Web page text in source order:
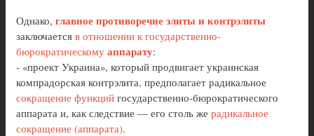
Однако, главное противоречие элиты и контрэлиты
заключается в отношении к государственно-
бюрократическому аппарату:
- «проект Украина», который продвигает украинская
компрадорская контрэлита, предполагает радикальное
сокращение функций государственно-бюрократического
аппарата и, как следствие — его столь же радикальное
сокращение (аппарата).